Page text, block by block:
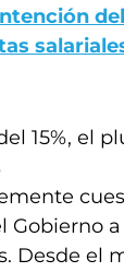
15%, el
Gobierno a
Desde el